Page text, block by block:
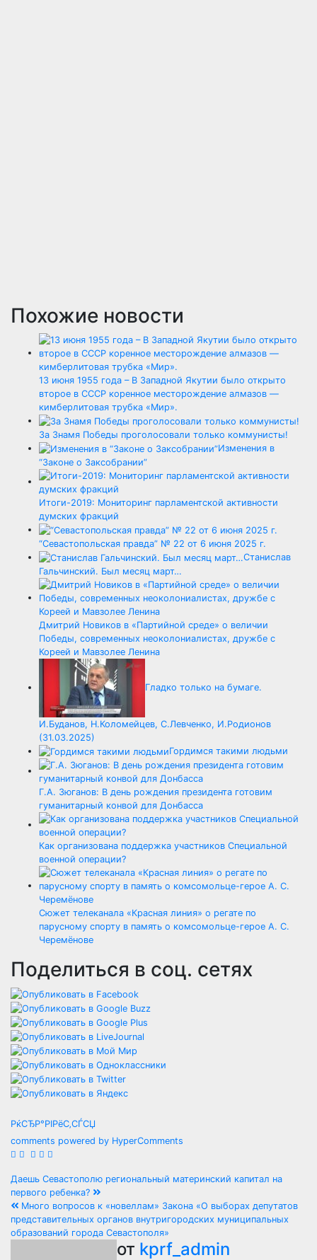
Похожие новости
13 июня 1955 года – В Западной Якутии было открыто
второе в СССР коренное месторождение алмазов —
кимберлитовая трубка «Мир».
За Знамя Победы проголосовали только коммунисты!
Изменения в
“Законе о Заксобрании”
Итоги-2019: Мониторинг парламентской активности
думских фракций
“Севастопольская правда” № 22 от 6 июня 2025 г.
Станислав
Гальчинский. Был месяц март…
Дмитрий Новиков в «Партийной среде» о величии
Победы, современных неоколониалистах, дружбе с
Кореей и Мавзолее Ленина
Гладко только на бумаге.
И.Буданов, Н.Коломейцев, С.Левченко, И.Родионов
(31.03.2025)
Гордимся такими людьми
Г.А. Зюганов: В день рождения президента готовим
гуманитарный конвой для Донбасса
Как организована поддержка участников Специальной
военной операции?
Сюжет телеканала «Красная линия» о регате по
парусному спорту в память о комсомольце-герое А. С.
Черемёнове
Поделиться в соц. сетях
РќСЂР°РІРёС‚СЃСЏ
comments powered by HyperComments
Навигация
по
записям
Даешь Севастополю региональный материнский капитал на
первого ребенка?
Много вопросов к «новеллам» Закона «О выборах депутатов
представительных органов внутригородских муниципальных
образований города Севастополя»
от kprf_admin